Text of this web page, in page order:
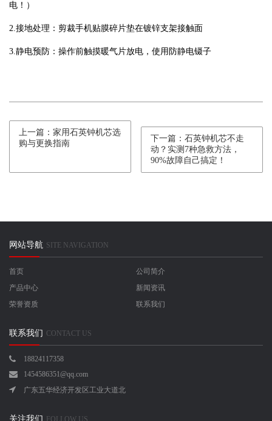
电！）
2.接地处理：剪裁手机贴膜碎片垫在镀锌支架接触面
3.静电预防：操作前触摸暖气片放电，使用防静电镊子
上一篇：家用石英钟机芯选
购与更换指南​
下一篇：石英钟机芯不走
动？实测7种急救方法，
90%故障自己搞定！
网站导航 SITE NAVIGATION
首页
公司简介
产品中心
新闻资讯
荣誉资质
联系我们
联系我们 CONTACT US
18824117358
1454586351@qq.com
广东五华经济开发区工业大道北
关注我们 FOLLOW US